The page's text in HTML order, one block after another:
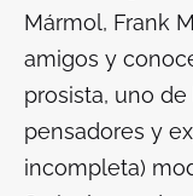
Mármol, Frank
amigos y
prosista, uno
pensadores y
incompleta)